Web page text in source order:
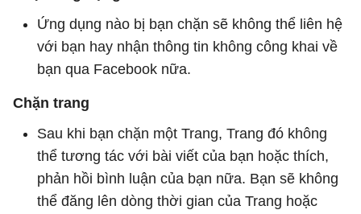
Ứng dụng nào bị bạn chặn sẽ không thể liên hệ
với bạn hay nhận thông tin không công khai về
bạn qua Facebook nữa.
Chặn trang
Sau khi bạn chặn một Trang, Trang đó không
thể tương tác với bài viết của bạn hoặc thích,
phản hồi bình luận của bạn nữa. Bạn sẽ không
thể đăng lên dòng thời gian của Trang hoặc